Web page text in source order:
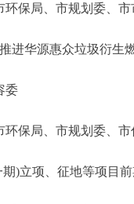
保局、市规划委、市
华源惠众垃圾衍生燃
委
局、市规划委、市
立项、征地等项目前